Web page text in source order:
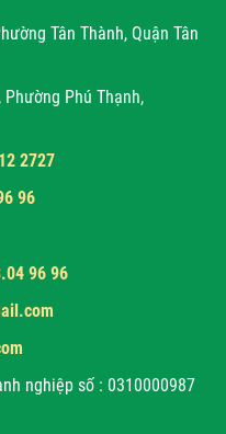
Tân Thành, Quận Tân
Phú Thạnh,
2727
96
96 96
nghiệp số : 0310000987